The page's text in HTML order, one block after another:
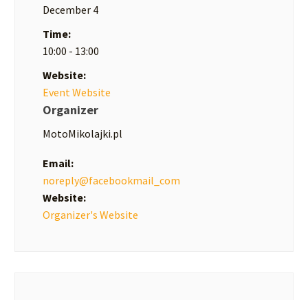
December 4
Time:
10:00 - 13:00
Website:
Event Website
Organizer
MotoMikolajki.pl
Email:
noreply@facebookmail_com
Website:
Organizer's Website